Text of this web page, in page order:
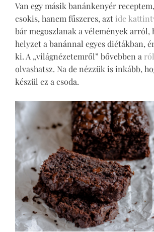
Van egy másik banánkenyér
csokis, hanem fűszeres, azt ide
bár megoszlanak a vélemények arról,
helyzet a banánnal egyes diétákban,
ki. A „világnézetemről” bővebben a
olvashatsz. Na de nézzük is inkább,
készül ez a csoda.